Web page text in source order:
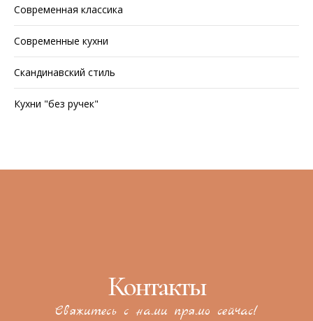
Современная классика
Современные кухни
Скандинавский стиль
Кухни "без ручек"
Контакты
Свяжитесь с нами прямо сейчас!